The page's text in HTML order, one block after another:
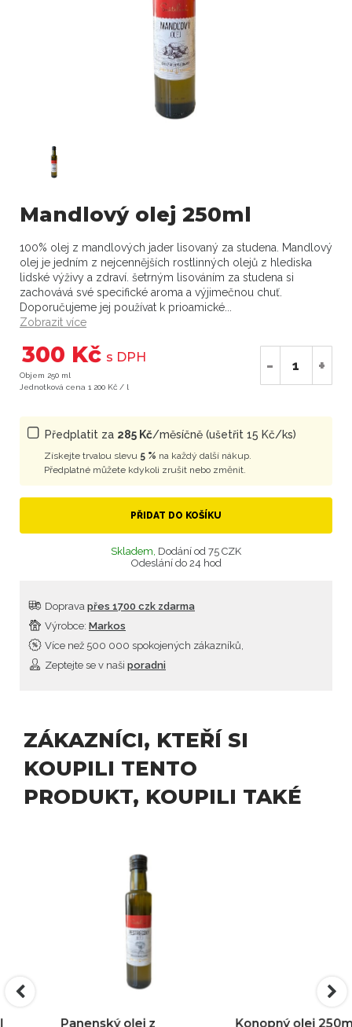
Mandlový olej 250ml
100% olej z mandlových jader lisovaný za studena. Mandlový
olej je jedním z nejcennějších rostlinných olejů z hlediska
lidské výživy a zdraví. šetrným lisováním za studena si
zachovává své specifické aroma a výjimečnou chuť.
Doporučujeme jej používat k prioamické...
Zobrazit více
300 Kč s DPH
Objem 250 ml
Jednotková cena 1 200 Kč / l
- +
Předplatit za 285 Kč/měsíčně (ušetřit 15 Kč/ks)
Získejte trvalou slevu 5 % na každý další nákup.
Předplatné můžete kdykoli zrušit nebo změnit.
PŘIDAT DO KOŠÍKU
Skladem, Dodání od 75 CZK
Odeslání do 24 hod
Doprava přes 1700 czk zdarma
Více než 500 000 spokojených zákazníků,
Výrobce: Markos
Zeptejte se v naši poradni
ZÁKAZNÍCI, KTEŘÍ SI
KOUPILI TENTO
PRODUKT, KOUPILI TAKÉ
Panenský olej z Konopný olej 250ml